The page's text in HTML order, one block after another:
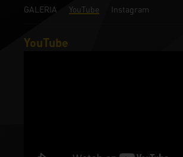
GALERIA
YouTube Instagram
YouTube